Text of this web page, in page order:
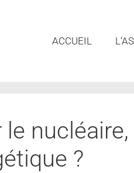
ACCUEIL
?